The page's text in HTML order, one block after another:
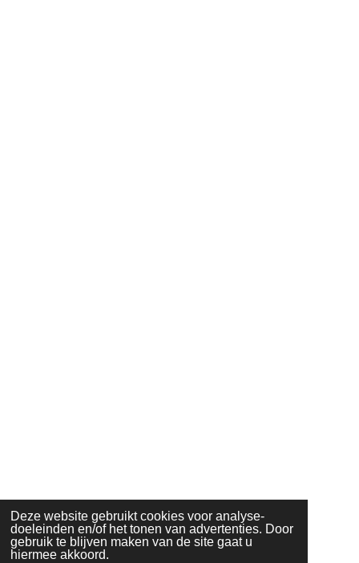
Deze website gebruikt cookies voor analyse-
doeleinden en/of het tonen van advertenties. Door
gebruik te blijven maken van de site gaat u
hiermee akkoord.